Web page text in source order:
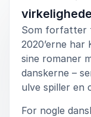
Som forfatter
2020’erne
sine romaner
danskerne –
ulve spiller en
For nogle